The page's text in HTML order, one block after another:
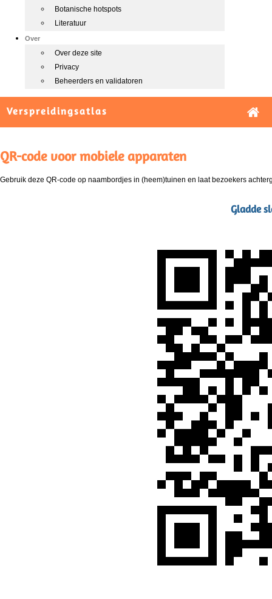
Botanische hotspots
Literatuur
Over
Over deze site
Privacy
Beheerders en validatoren
Verspreidingsatlas
QR-code voor mobiele apparaten
Gebruik deze QR-code op naambordjes in (heem)tuinen en laat bezoekers
Gladde